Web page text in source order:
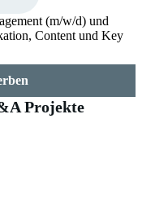
(m/w/d) und
Content und Key
Projekte